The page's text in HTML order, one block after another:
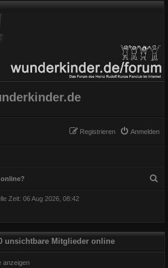
Anmelden
Registrieren
e
Zeit: 06 Aug 2026, 08:42
unsichtbare Mitglieder online
anzeigen